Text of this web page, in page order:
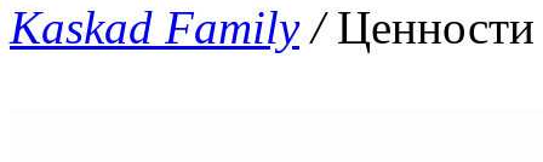
Kaskad Family / Ценности